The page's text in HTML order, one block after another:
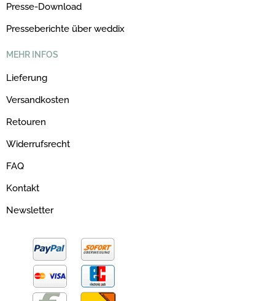
Presse-Download
Presseberichte über weddix
MEHR INFOS
Lieferung
Versandkosten
Retouren
Widerrufsrecht
FAQ
Kontakt
Newsletter